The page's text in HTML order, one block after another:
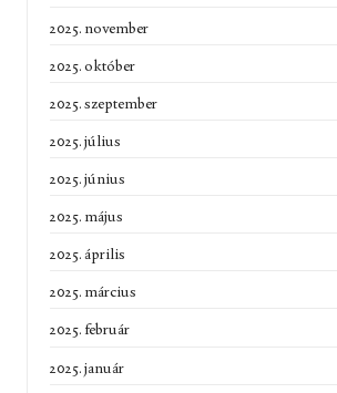
2025. november
2025. október
2025. szeptember
2025. július
2025. június
2025. május
2025. április
2025. március
2025. február
2025. január